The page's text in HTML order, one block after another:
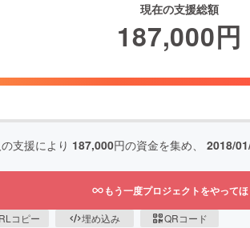
現在の支援総額
187,000円
支援により 187,000円の資金を集め、 2018/
もう一度プロジェクトをやって
コピー 埋め込み QRコード